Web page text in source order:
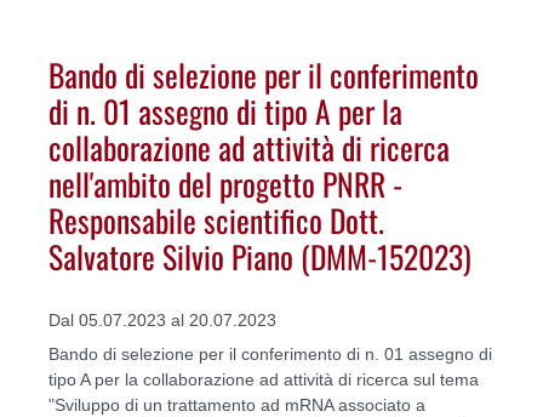
Bando di selezione per il conferimento
di n. 01 assegno di tipo A per la
collaborazione ad attività di ricerca
nell'ambito del progetto PNRR -
Responsabile scientifico Dott.
Salvatore Silvio Piano (DMM-152023)
Dal 05.07.2023 al 20.07.2023
Bando di selezione per il conferimento di n. 01 assegno di
tipo A per la collaborazione ad attività di ricerca sul tema
"Sviluppo di un trattamento ad mRNA associato a